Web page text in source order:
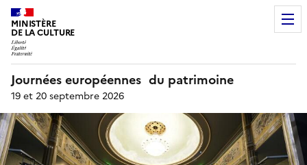
MINISTÈRE
DE LA CULTURE
Journées européennes du patrimoine
19 et 20 septembre 2026